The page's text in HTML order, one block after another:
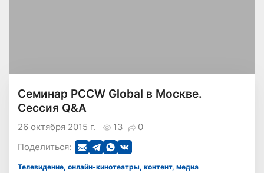
Семинар PCCW Global в Москве.
Сессия Q&A
13 0
26 октября 2015 г.
Поделиться:
Телевидение, онлайн-кинотеатры, контент, медиа